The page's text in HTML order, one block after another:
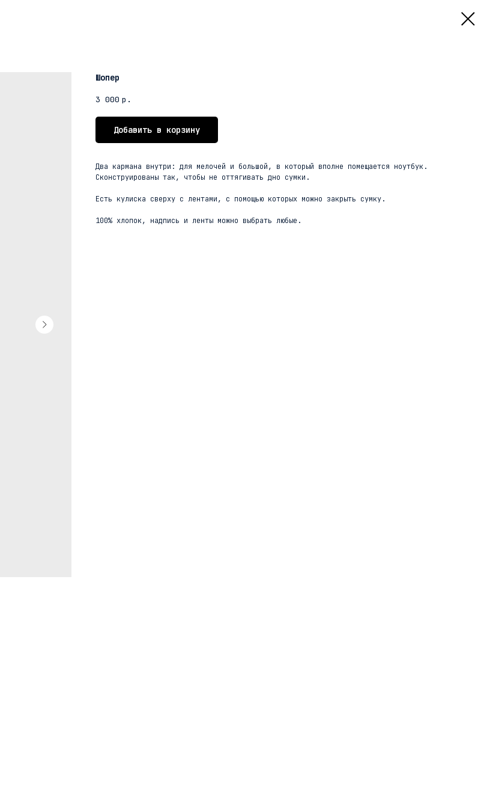
Шопер
3 000 р.
Добавить в корзину
Два кармана внутри: для мелочей и большой, в который вполне помещается ноутбук.
Сконструированы так, чтобы не оттягивать дно сумки.
Есть кулиска сверху с лентами, с помощью которых можно закрыть сумку.
100% хлопок, надпись и ленты можно выбрать любые.